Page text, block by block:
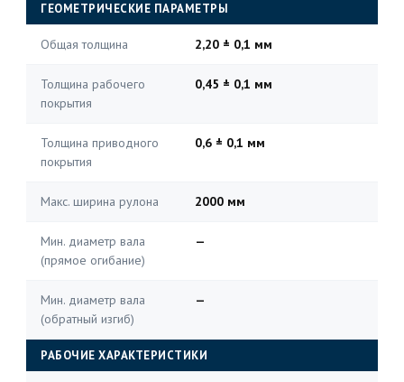
ГЕОМЕТРИЧЕСКИЕ ПАРАМЕТРЫ
Общая толщина 2,20 ± 0,1 мм
Толщина рабочего
покрытия
0,45 ± 0,1 мм
Толщина приводного
покрытия
0,6 ± 0,1 мм
Макс. ширина рулона 2000 мм
Мин. диаметр вала
(прямое огибание)
—
Мин. диаметр вала
(обратный изгиб)
—
РАБОЧИЕ ХАРАКТЕРИСТИКИ